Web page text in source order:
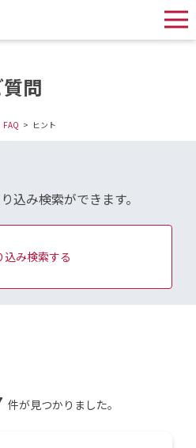
問
FAQ ヒント
込み検索ができます。
込み検索する
件が見つかりました。